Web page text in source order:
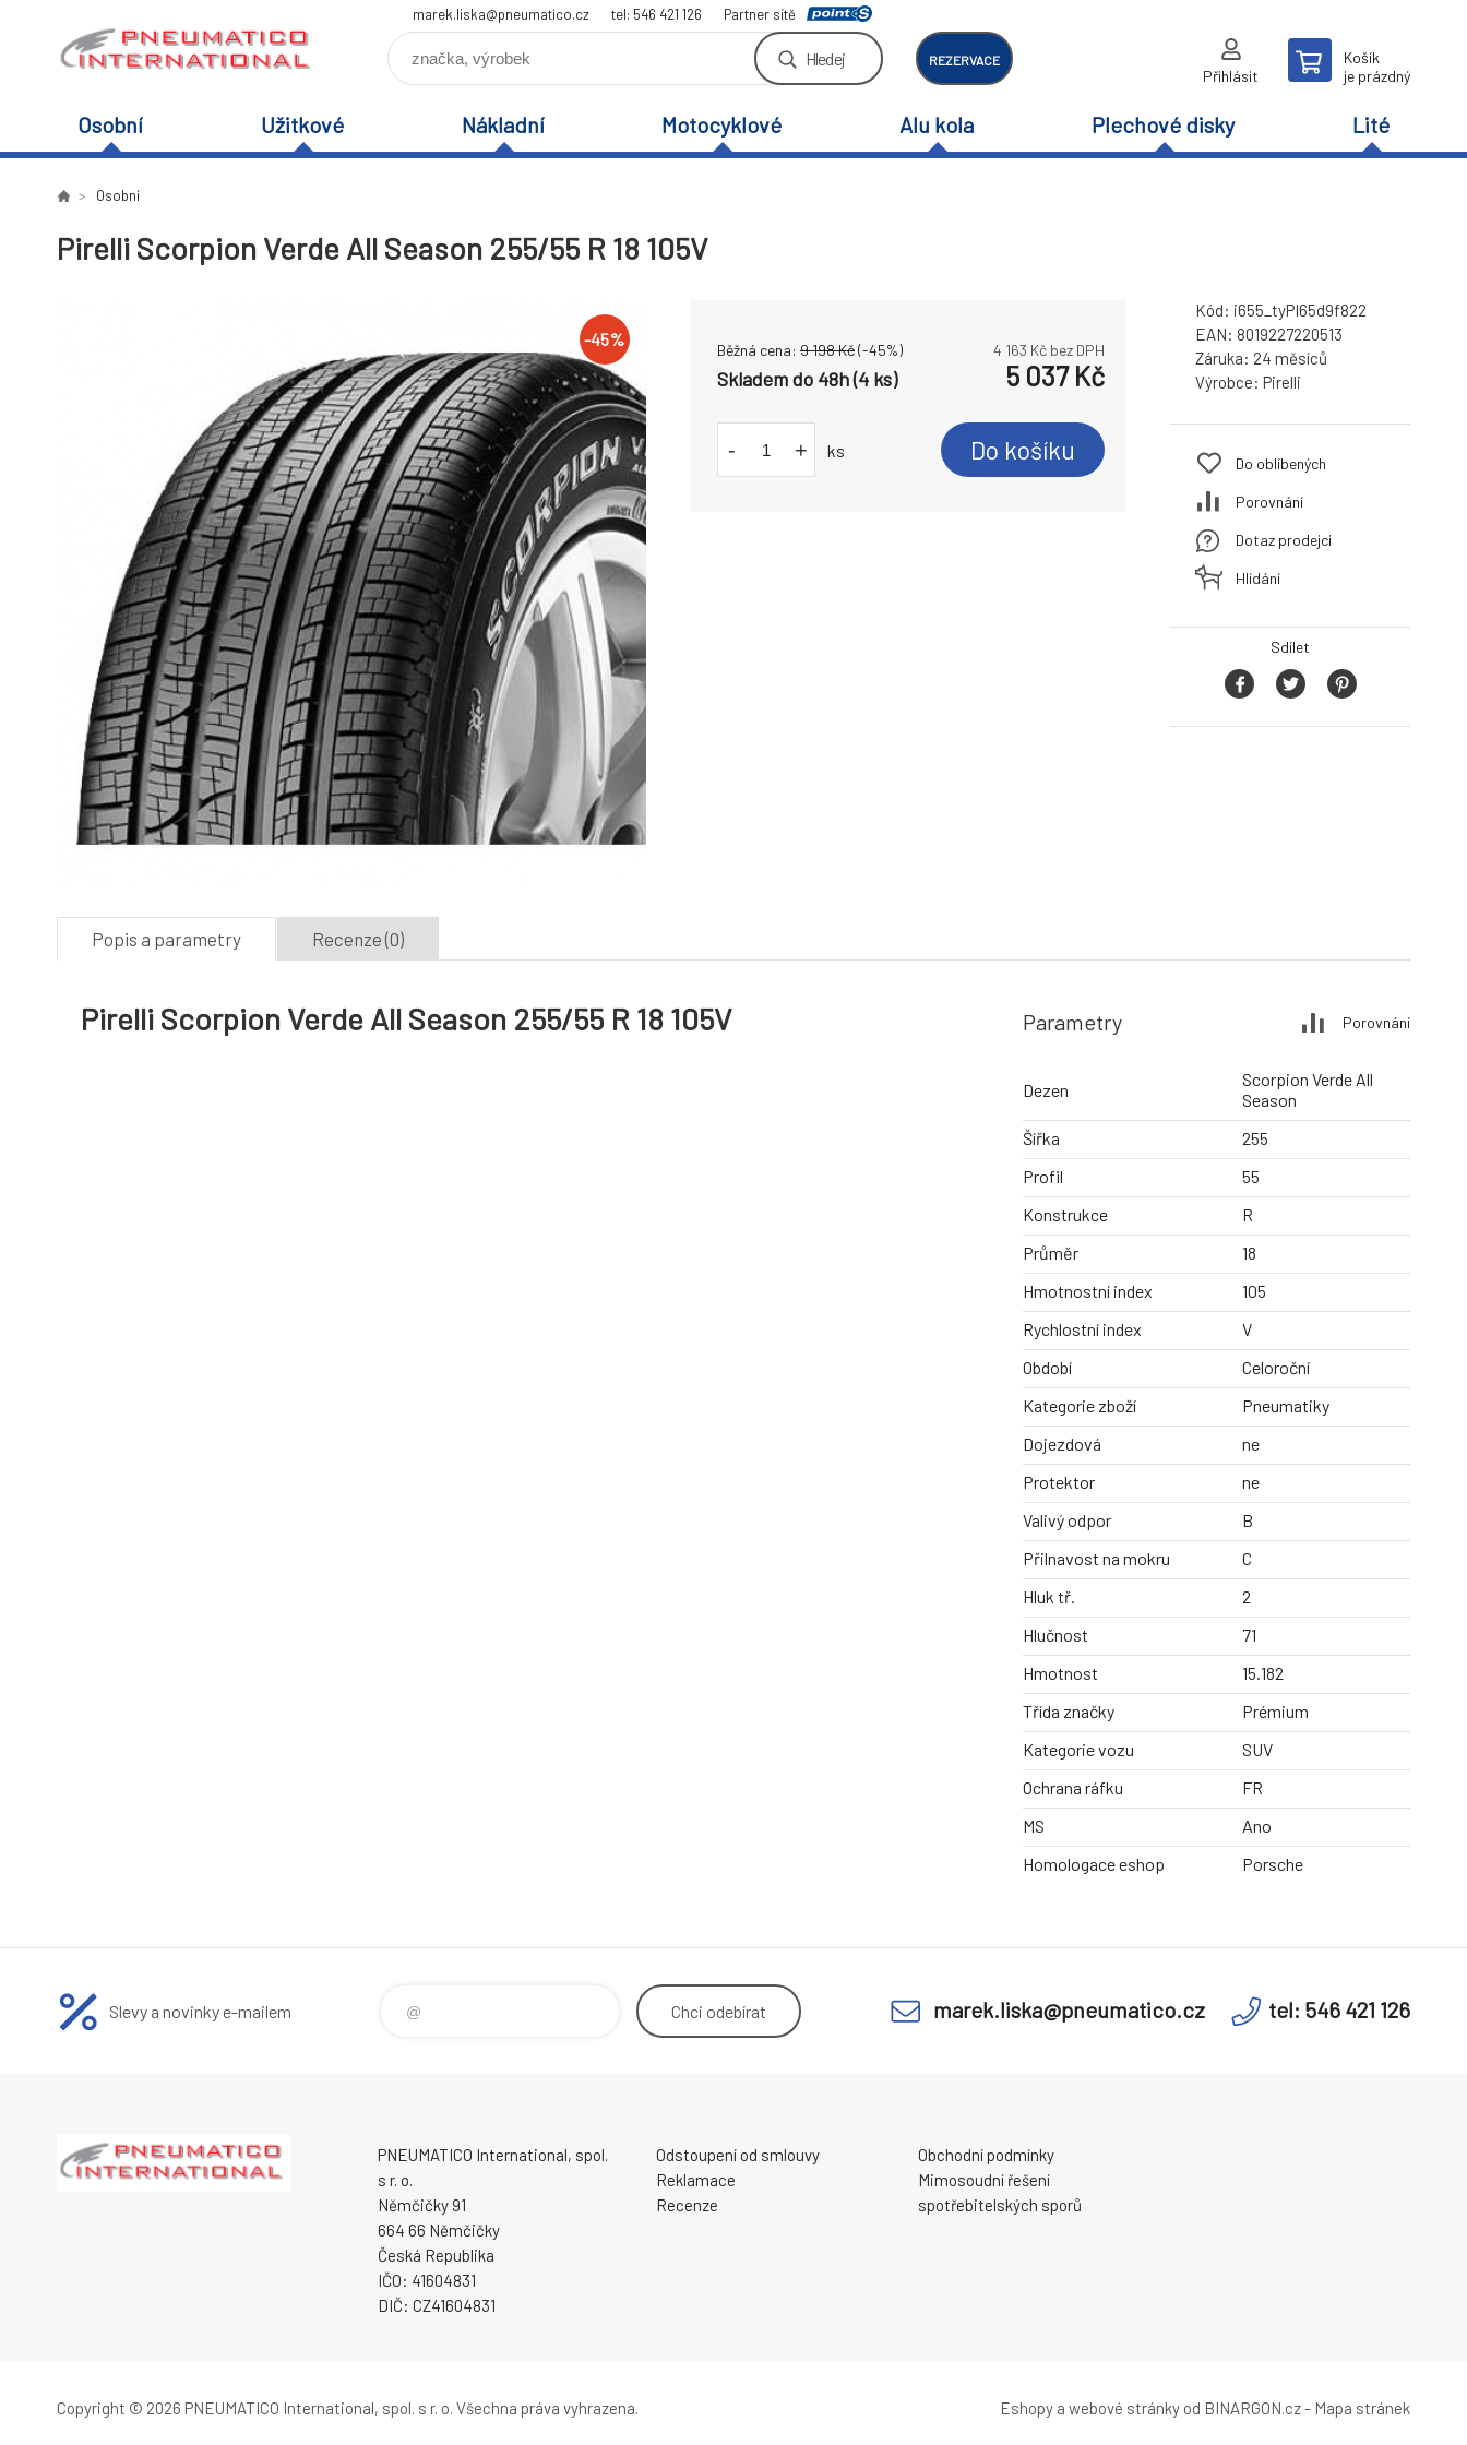
marek.liska@pneumatico.cz tel: 546 421 126 Partner sítě
Hledej REZERVACE
Přihlásit
Košík
je prázdný
Osobní Užitkové Nákladní Motocyklové Alu kola Plechové disky Lité
Osobní
Pirelli Scorpion Verde All Season 255/55 R 18 105V
-45%
Běžná cena: 9 198Kč(-45%) 4 163 Kč bez DPH
Skladem do 48h (4 ks) 5 037Kč
- + ks Do košíku
Kód: i655_tyPI65d9f822
EAN: 8019227220513
Záruka: 24 měsíců
Výrobce: Pirelli
Do oblíbených
Porovnání
Dotaz prodejci
Hlídání
Sdílet
Popis a parametry Recenze (0)
Pirelli Scorpion Verde All Season 255/55 R 18 105V Parametry Porovnání
Dezen
Scorpion Verde All
Season
Šířka
255
Profil
55
Konstrukce
R
Průměr
18
Hmotnostní index
105
Rychlostní index
V
Období
Celoroční
Kategorie zboží
Pneumatiky
Dojezdová
ne
Protektor
ne
Valivý odpor
B
Přilnavost na mokru
C
Hluk tř.
2
Hlučnost
71
Hmotnost
15.182
Třída značky
Prémium
Kategorie vozu
SUV
Ochrana ráfku
FR
MS
Ano
Homologace eshop
Porsche
Slevy a novinky e-mailem Chci odebírat marek.liska@pneumatico.cz tel: 546 421 126
PNEUMATICO International, spol.
s r. o.
Němčičky 91
664 66 Němčičky
Česká Republika
IČO: 41604831
DIČ: CZ41604831
Odstoupení od smlouvy
Reklamace
Recenze
Obchodní podmínky
Mimosoudní řešení
spotřebitelských sporů
Copyright © 2026 PNEUMATICO International, spol. s r. o. Všechna práva vyhrazena. Eshopy a webové stránky od BINARGON.cz- Mapa stránek